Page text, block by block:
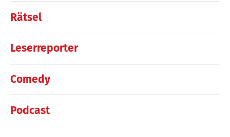
Rätsel
Leserreporter
Comedy
Podcast